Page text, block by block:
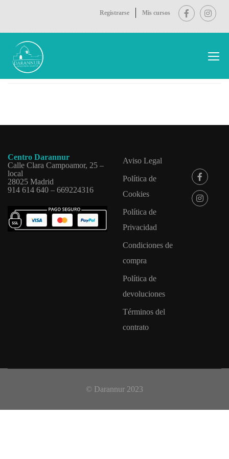
Registrarse Mis cursos
Inicio
Centro Darannur
Calle Clara Campoamor, 25 –
local
28025 Madrid
914 614 640 – 669224316
Aviso Legal
Política de
Cookies
Política de
Privacidad
Condiciones de
compra
Política de
devoluciones
Términos del
contrato
© Darannur 2023